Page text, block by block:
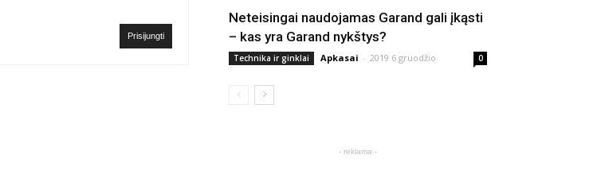
Prisijungti
Neteisingai naudojamas Garand gali įkąsti
– kas yra Garand nykštys?
Technika ir ginklai Apkasai - 2019 6 gruodžio 0
- reklama -